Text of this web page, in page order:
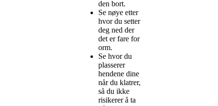
den bort.
Se nøye etter
hvor du setter
deg ned der
det er fare for
orm.
Se hvor du
plasserer
hendene dine
når du klatrer,
så du ikke
risikerer å ta